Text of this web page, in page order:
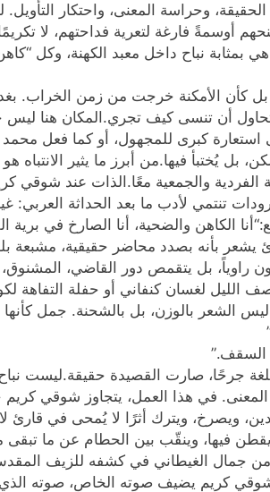
الحقيقة، وحراسة المعنى، واحتكار
أوسمةً فارغة لتعرية فداحتهم، لا
نباح داخل معبد الكهنة، وكل
الأمكنة خرجت من زمن الخراب. بغداد،
تحاول أن تنسى كيف تجري.المكان هنا
استعارة كبرى للمجهول، أو كما فعل
بل يُختبأ فيها.من أبرز ما يثير
الفردية والجمعية معًا.الذات عند
تنتمي لأدب ما بعد الحداثة
الكاهن والضحية، أنا الصارخ في
يشعر بأنه بصدد محاضر حقيقية، مشبعة
راوياً، بل يتقمص دور القاضي،
الليل لغسان كنفاني أو حفلة التفاهة
الشعر بالوزن، بل بالشحنة. جمل كأنها
السقف.”
جرحًا، صارت القصيدة حقيقة.ليست
المعنى. في هذا العمل، يتجاوز شوقي
ويصرخ، ويترك أثرًا لا يُمحى في
فيها، وينقّب بين الحطام عن ما
من جمال الغيطاني في كشفه للزيف
كريم يضيف صوته الخاص، صوته